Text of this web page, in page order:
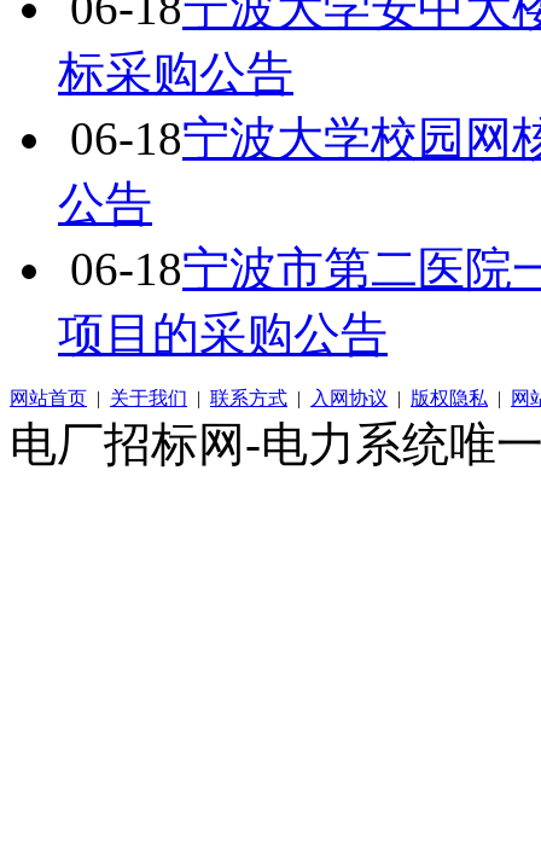
标采购公告
06-18宁波大学校园网
公告
06-18宁波市第二医院
项目的采购公告
网站首页 | 关于我们 | 联系方式 | 入网协议 | 版权隐私 | 网
电厂招标网-电力系统唯